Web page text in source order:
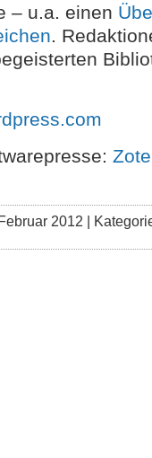
– u.a. einen
.
2012 |